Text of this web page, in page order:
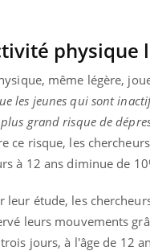
physique
même légère,
les jeunes qui sont
grand risque de
ce risque, les
à 12 ans diminue de
leur étude, les
leurs mouvements
jours, à l'âge de 12